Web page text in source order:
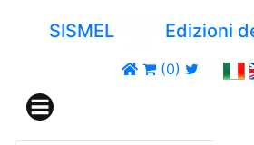
SISMEL Edizioni
(0)